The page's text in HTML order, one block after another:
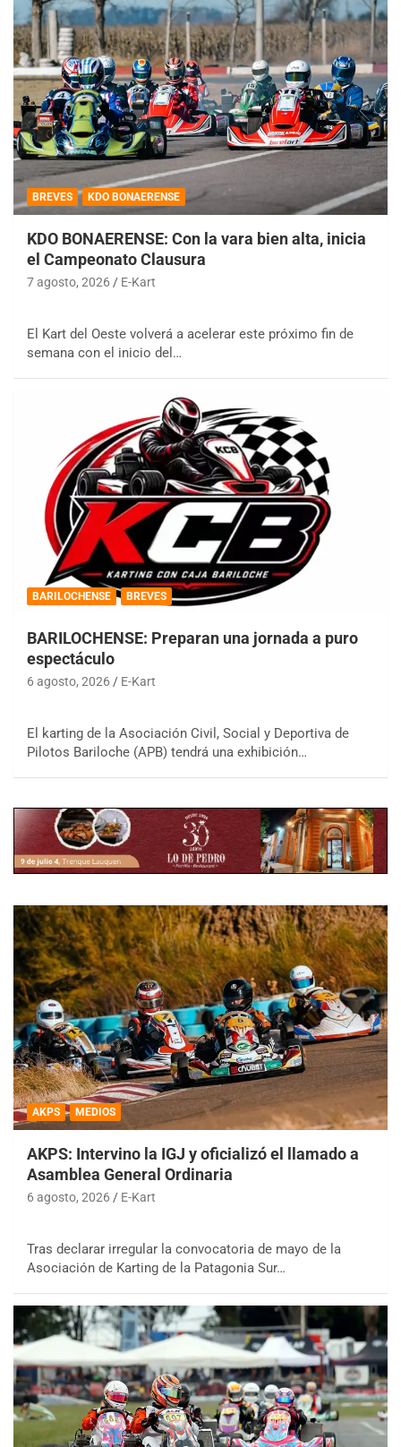
BREVES KDO BONAERENSE
KDO BONAERENSE: Con la vara bien alta, inicia
el Campeonato Clausura
7 agosto, 2026 E-Kart
El Kart del Oeste volverá a acelerar este próximo fin de
semana con el inicio del…
BARILOCHENSE BREVES
BARILOCHENSE: Preparan una jornada a puro
espectáculo
6 agosto, 2026 E-Kart
El karting de la Asociación Civil, Social y Deportiva de
Pilotos Bariloche (APB) tendrá una exhibición…
AKPS MEDIOS
AKPS: Intervino la IGJ y oficializó el llamado a
Asamblea General Ordinaria
6 agosto, 2026 E-Kart
Tras declarar irregular la convocatoria de mayo de la
Asociación de Karting de la Patagonia Sur…